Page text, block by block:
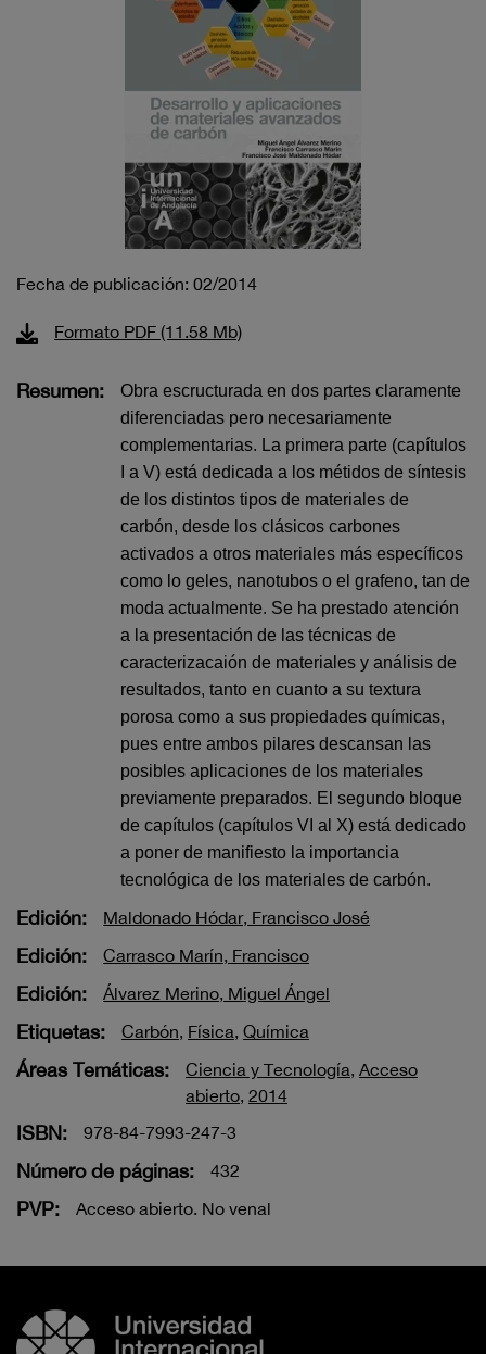
Fecha de publicación: 02/2014
Formato PDF (11.58 Mb)
Resumen:
Obra escructurada en dos partes claramente
diferenciadas pero necesariamente
complementarias. La primera parte (capítulos
I a V) está dedicada a los métidos de síntesis
de los distintos tipos de materiales de
carbón, desde los clásicos carbones
activados a otros materiales más específicos
como lo geles, nanotubos o el grafeno, tan de
moda actualmente. Se ha prestado atención
a la presentación de las técnicas de
caracterizacaión de materiales y análisis de
resultados, tanto en cuanto a su textura
porosa como a sus propiedades químicas,
pues entre ambos pilares descansan las
posibles aplicaciones de los materiales
previamente preparados. El segundo bloque
de capítulos (capítulos VI al X) está dedicado
a poner de manifiesto la importancia
tecnológica de los materiales de carbón.
Edición: Maldonado Hódar, Francisco José
Edición: Carrasco Marín, Francisco
Edición: Álvarez Merino, Miguel Ángel
Etiquetas: Carbón, Física, Química
Áreas Temáticas: Ciencia y Tecnología, Acceso
abierto, 2014
ISBN: 978-84-7993-247-3
Número de páginas: 432
PVP: Acceso abierto. No venal